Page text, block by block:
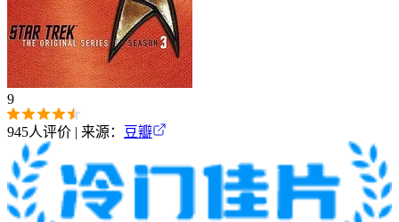
9
945人评价 | 来源： 豆瓣